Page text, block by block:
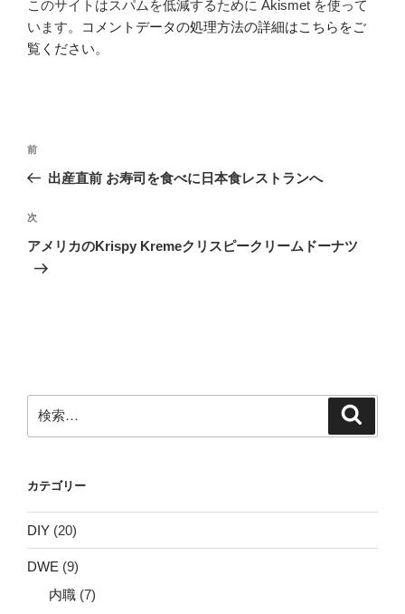
このサイトはスパムを低減するために Akismet を使って
います。
コメントデータの処理方法の詳細はこちらをご
覧ください。
投
ナ
ビ
ゲ
ー
前
の
稿
前
出産直前 お寿司を食べに日本食レストランへ
次
の
次
アメリカのKrispy Kremeクリスピークリームドーナツ
索:
カテゴリー
DIY (20)
DWE (9)
内職 (7)